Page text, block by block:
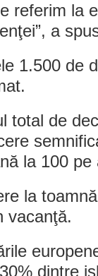
referim la
a
1.500 de
total de
la 100 pe
la
vacanţă.
dintre